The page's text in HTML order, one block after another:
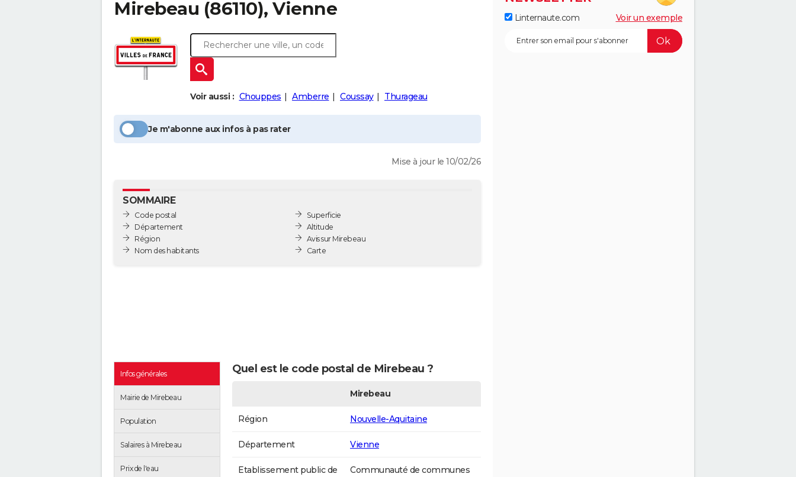
Mirebeau (86110), Vienne
Voir aussi : Chouppes Amberre Coussay Thurageau
Je m'abonne aux infos à pas rater
Mise à jour le 10/02/26
SOMMAIRE
Code postal
Département
Région
Nom des habitants
Superficie
Altitude
Avis sur Mirebeau
Carte
Infos générales
Mairie de Mirebeau
Population
Salaires à Mirebeau
Prix de l'eau
Quel est le code postal de Mirebeau ?
Mirebeau
Région Nouvelle-Aquitaine
Département Vienne
Etablissement public de
Communauté de communes
Linternaute.com Voir un exemple